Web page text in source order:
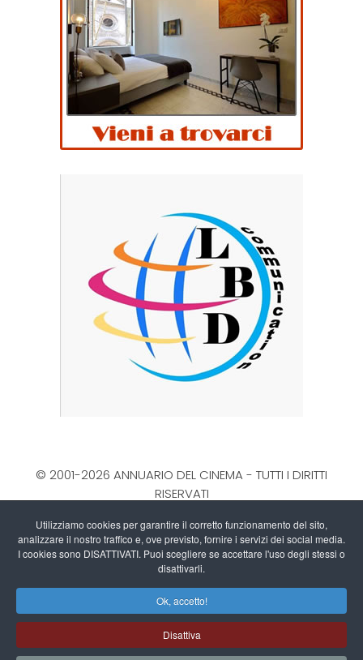
Utilizziamo cookies per garantire il corretto funzionamento del sito,
analizzare il nostro traffico e, ove previsto, fornire i servizi dei social media.
I cookies sono DISATTIVATI. Puoi scegliere se accettare l'uso degli stessi o
disattivarli.
Ok, accetto!
Disattiva
© 2001-2026 ANNUARIO DEL CINEMA - TUTTI I DIRITTI
RISERVATI
rimuovere, oscurare, modificare, immagini e testi dal
sito, a propria discrezione.
Questo blog non rappresenta una testata giornalistica
in quanto viene aggiornato senza alcuna periodicità.
Non può pertanto considerarsi un prodotto editoriale ai
sensi della legge n. 62 del 7/3/2001